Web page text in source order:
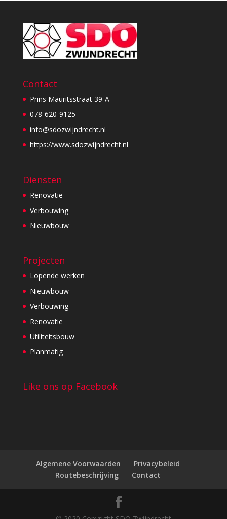
Contact
Prins Mauritsstraat 39-A
078-620-9125
info@sdozwijndrecht.nl
https://www.sdozwijndrecht.nl
Diensten
Renovatie
Verbouwing
Nieuwbouw
Projecten
Lopende werken
Nieuwbouw
Verbouwing
Renovatie
Utiliteitsbouw
Planmatig
Like ons op Facebook
Algemene Voorwaarden
Privacybeleid
Routebeschrijving
Contact